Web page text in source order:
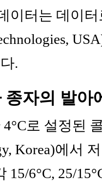
이터는 데이
.
자의 발아
4°C로 설정된
Korea)에서
15/6°C, 25/